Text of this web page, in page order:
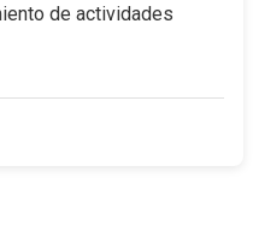
de actividades